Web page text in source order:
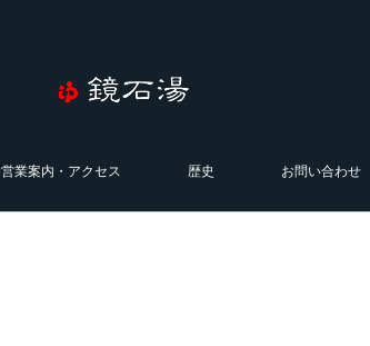
営業案内・アクセス 歴史 お問い合わせ